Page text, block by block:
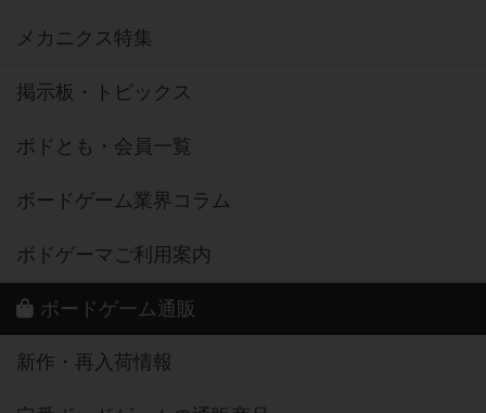
メカニクス特集
掲示板・トピックス
ボドとも・会員一覧
ボードゲーム業界コラム
ボドゲーマご利用案内
ボードゲーム通販
新作・再入荷情報